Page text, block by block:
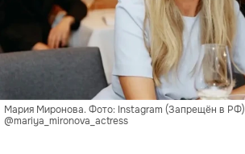
Мария Миронова. Фото: Instagram (Запрещён в РФ)
@mariya_mironova_actress